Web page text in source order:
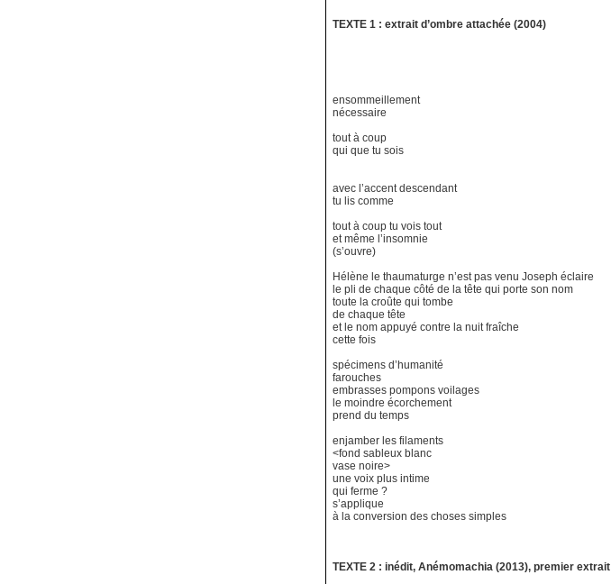
TEXTE 1 : extrait d’ombre attachée (2004)
ensommeillement
nécessaire
tout à coup
qui que tu sois
avec l’accent descendant
tu lis comme
tout à coup tu vois tout
et même l’insomnie
(s’ouvre)
Hélène le thaumaturge n’est pas venu Joseph éclaire
le pli de chaque côté de la tête qui porte son nom
toute la croûte qui tombe
de chaque tête
et le nom appuyé contre la nuit fraîche
cette fois
spécimens d’humanité
farouches
embrasses pompons voilages
le moindre écorchement
prend du temps
enjamber les filaments
<fond sableux blanc
vase noire>
une voix plus intime
qui ferme ?
s’applique
à la conversion des choses simples
TEXTE 2 : inédit, Anémomachia (2013), premier extrait